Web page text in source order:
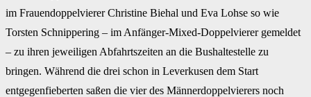
im Frauendoppelvierer Christine Biehal und Eva Lohse so wie
Torsten Schnippering – im Anfänger-Mixed-Doppelvierer gemeldet
– zu ihren jeweiligen Abfahrtszeiten an die Bushaltestelle zu
bringen. Während die drei schon in Leverkusen dem Start
entgegenfieberten saßen die vier des Männerdoppelvierers noch